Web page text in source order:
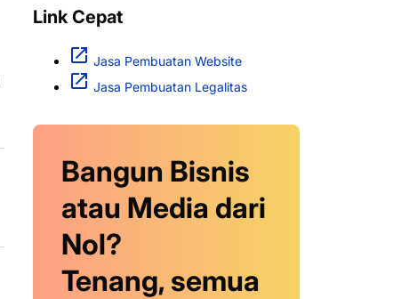
Link Cepat
Jasa Pembuatan Website
Jasa Pembuatan Legalitas
Bangun Bisnis
atau Media dari
Nol?
Tenang, semua